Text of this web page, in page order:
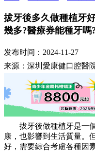
拔牙後多久做種植牙
幾多?醫療券能種牙嗎
发布时间：2024-11-27
来源：深圳愛康健口腔
拔牙後做種植牙是一個
康，也影響到生活質量。
好，需要綜合考慮各種因